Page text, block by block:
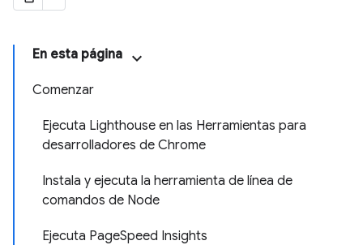
En esta página
Comenzar
Ejecuta Lighthouse en las Herramientas para
desarrolladores de Chrome
Instala y ejecuta la herramienta de línea de
comandos de Node
Ejecuta PageSpeed Insights